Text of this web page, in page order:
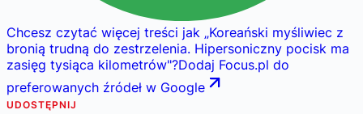
Chcesz czytać więcej treści jak „Koreański myśliwiec z
bronią trudną do zestrzelenia. Hipersoniczny pocisk ma
zasięg tysiąca kilometrów"?Dodaj Focus.pl do
preferowanych źródeł w Google
UDOSTĘPNIJ